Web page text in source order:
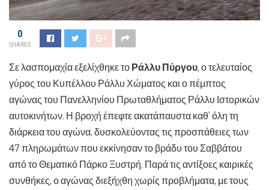
0
SHARES
Σε λασπομαχία εξελίχθηκε το Ράλλυ Πύργου, ο τελευταίος
γύρος του Κυπέλλου Ράλλυ Χώματος και ο πέμπτος
αγώνας του Πανελληνίου Πρωταθλήματος Ράλλυ Ιστορικών
αυτοκινήτων. Η βροχή έπεφτε ακατάπαυστα καθ’ όλη τη
διάρκεια του αγώνα, δυσκολεύοντας τις προσπάθειες των
47 πληρωμάτων που εκκίνησαν το βράδυ του Σαββάτου
από το Θεματικό Πάρκο Ξυστρή. Παρά τις αντίξοες καιρικές
συνθήκες, ο αγώνας διεξήχθη χωρίς προβλήματα, με τους